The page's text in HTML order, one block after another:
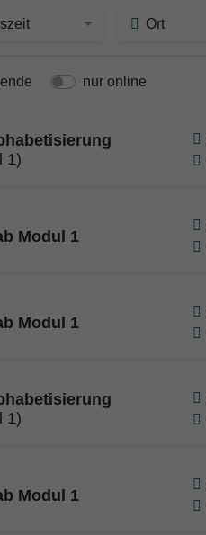
Ort
nur online
1)
Modul 1
Modul 1
1)
Modul 1